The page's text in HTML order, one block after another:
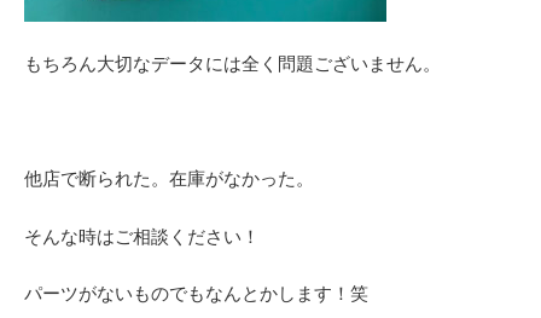
もちろん大切なデータには全く問題ございません。
他店で断られた。在庫がなかった。
そんな時はご相談ください！
パーツがないものでもなんとかします！笑